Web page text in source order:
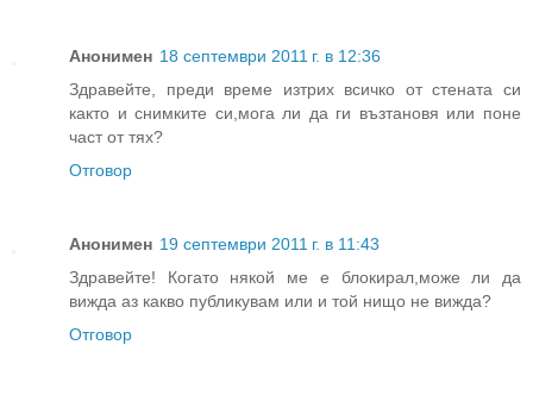
Анонимен 18 септември 2011 г. в 12:36
Здравейте, преди време изтрих всичко от стената си
както и снимките си,мога ли да ги възтановя или поне
част от тях?
Отговор
Анонимен 19 септември 2011 г. в 11:43
Здравейте! Когато някой ме е блокирал,може ли да
вижда аз какво публикувам или и той нищо не вижда?
Отговор